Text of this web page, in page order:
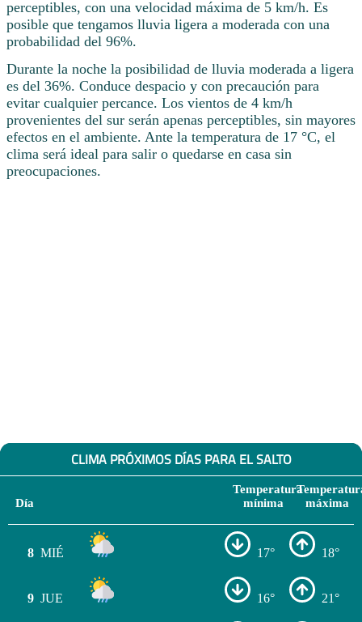
perceptibles, con una velocidad máxima de 5 km/h. Es
posible que tengamos lluvia ligera a moderada con una
probabilidad del 96%.
Durante la noche la posibilidad de lluvia moderada a ligera
es del 36%. Conduce despacio y con precaución para
evitar cualquier percance. Los vientos de 4 km/h
provenientes del sur serán apenas perceptibles, sin mayores
efectos en el ambiente. Ante la temperatura de 17 °C, el
clima será ideal para salir o quedarse en casa sin
preocupaciones.
CLIMA PRÓXIMOS DÍAS PARA EL SALTO
Día
Temperatura
mínima
máxima
8 MIÉ 17° 18°
9 JUE 16° 21°